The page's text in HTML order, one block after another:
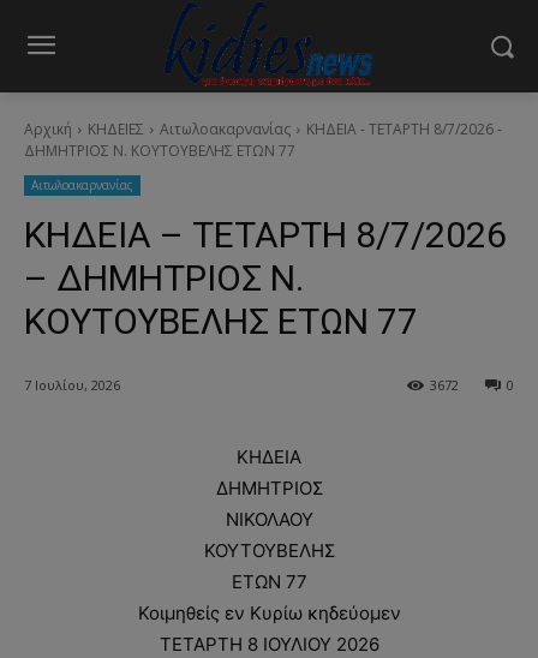
Αρχική ΚΗΔΕΙΕΣ Aιτωλοακαρνανίας
ΚΗΔΕΙΑ - ΤΕΤΑΡΤΗ 8/7/2026 -
ΔΗΜΗΤΡΙΟΣ Ν. ΚΟΥΤΟΥΒΕΛΗΣ ΕΤΩΝ 77
Aιτωλοακαρνανίας
ΚΗΔΕΙΑ – ΤΕΤΑΡΤΗ 8/7/2026
– ΔΗΜΗΤΡΙΟΣ Ν.
ΚΟΥΤΟΥΒΕΛΗΣ ΕΤΩΝ 77
7 Ιουλίου, 2026 0
3672
ΚΗΔΕΙΑ
ΔΗΜΗΤΡΙΟΣ
ΝΙΚΟΛΑΟΥ
ΚΟΥΤΟΥΒΕΛΗΣ
ΕΤΩΝ 77
Κοιμηθείς εν Κυρίω κηδεύομεν
ΤΕΤΑΡΤΗ 8 ΙΟΥΛΙΟΥ 2026